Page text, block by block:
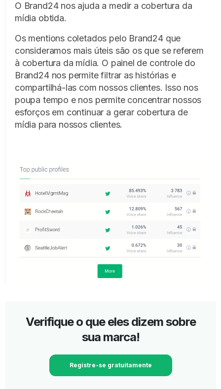
O Brand24 nos ajuda a medir a cobertura da
mídia obtida.
Os mentions coletados pelo Brand24 que
consideramos mais úteis são os que se referem
à cobertura da mídia. O painel de controle do
Brand24 nos permite filtrar as histórias e
compartilhá-las com nossos clientes. Isso nos
poupa tempo e nos permite concentrar nossos
esforços em continuar a gerar cobertura de
mídia para nossos clientes.
Verifique o que eles dizem sobre
sua marca!
Registre-se gratuitamente